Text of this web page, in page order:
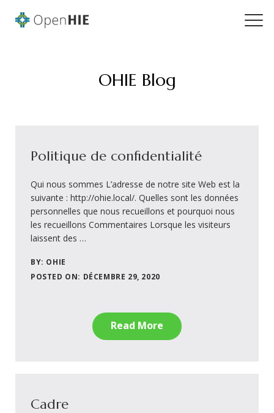
OHIE Blog
Politique de confidentialité
Qui nous sommes L’adresse de notre site Web est la
suivante : http://ohie.local/. Quelles sont les données
personnelles que nous recueillons et pourquoi nous
les recueillons Commentaires Lorsque les visiteurs
laissent des …
BY: OHIE
POSTED ON: DÉCEMBRE 29, 2020
Read More
Cadre